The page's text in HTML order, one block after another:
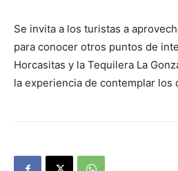
Se invita a los turistas a
para conocer otros puntos de
Horcasitas y la Tequilera La
la experiencia de contemplar los